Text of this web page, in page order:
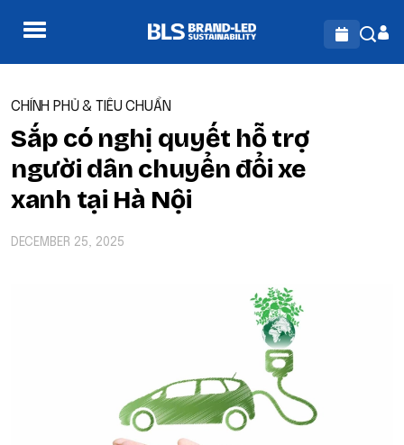
CHÍNH PHỦ & TIÊU CHUẨN
Sắp có nghị quyết hỗ trợ
người dân chuyển đổi xe
xanh tại Hà Nội
DECEMBER 25, 2025